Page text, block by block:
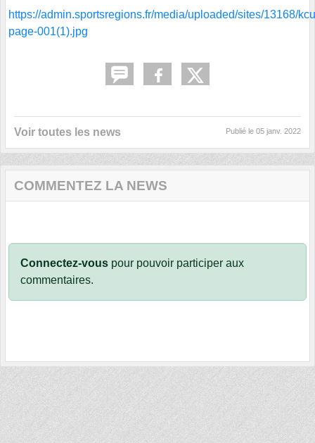
https://admin.sportsregions.fr/media/uploaded/sites/13168/
page-001(1).jpg
Voir toutes les news Publié le 05 janv. 2022
COMMENTEZ LA NEWS
Connectez-vous pour pouvoir participer aux
commentaires.